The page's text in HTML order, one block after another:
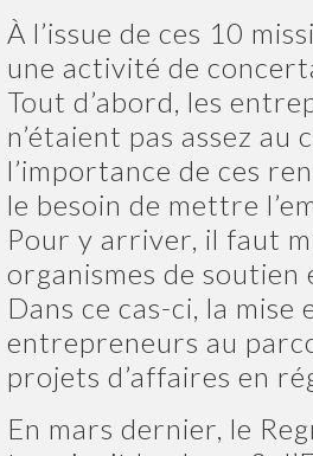
À l’issue de ces 10
une activité de
Tout d’abord, les
n’étaient pas assez
l’importance de ces
le besoin de mettre
Pour y arriver, il faut
organismes de
Dans ce cas-ci, la
entrepreneurs au
projets d’affaires en
En mars dernier, le